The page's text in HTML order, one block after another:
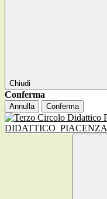
Chiudi
Conferma
Annulla Conferma
DIDATTICO PIACENZA